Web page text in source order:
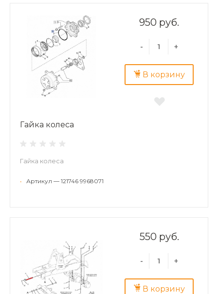
950 руб.
- +
В корзину
Гайка колеса
Гайка колеса
• Артикул — 121746 9968071
550 руб.
- +
В корзину